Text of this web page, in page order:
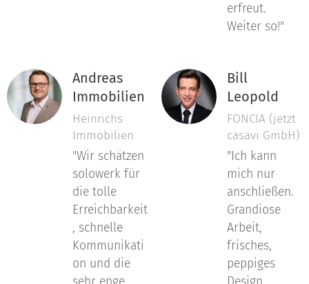
erfreut.
Weiter so!"
Andreas
Immobilien
Heinrichs
Immobilien
"Wir schätzen
solowerk für
die tolle
Erreichbarkeit
, schnelle
Kommunikati
on und die
Bill
Leopold
FONCIA (jetzt
casavi GmbH)
"Ich kann
mich nur
anschließen.
Grandiose
Arbeit,
frisches,
peppiges